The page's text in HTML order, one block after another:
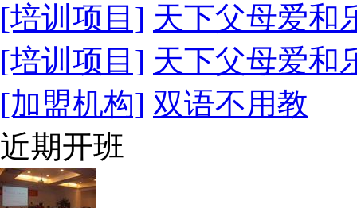
[培训项目] 天下父母爱和
[培训项目] 天下父母爱和
[加盟机构] 双语不用教
近期开班